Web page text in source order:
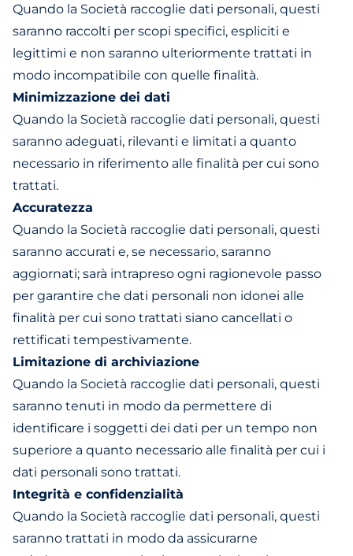
Quando la Società raccoglie dati personali, questi
saranno raccolti per scopi specifici, espliciti e
legittimi e non saranno ulteriormente trattati in
modo incompatibile con quelle finalità.
Minimizzazione dei dati
Quando la Società raccoglie dati personali, questi
saranno adeguati, rilevanti e limitati a quanto
necessario in riferimento alle finalità per cui sono
trattati.
Accuratezza
Quando la Società raccoglie dati personali, questi
saranno accurati e, se necessario, saranno
aggiornati; sarà intrapreso ogni ragionevole passo
per garantire che dati personali non idonei alle
finalità per cui sono trattati siano cancellati o
rettificati tempestivamente.
Limitazione di archiviazione
Quando la Società raccoglie dati personali, questi
saranno tenuti in modo da permettere di
identificare i soggetti dei dati per un tempo non
superiore a quanto necessario alle finalità per cui i
dati personali sono trattati.
Integrità e confidenzialità
Quando la Società raccoglie dati personali, questi
saranno trattati in modo da assicurarne